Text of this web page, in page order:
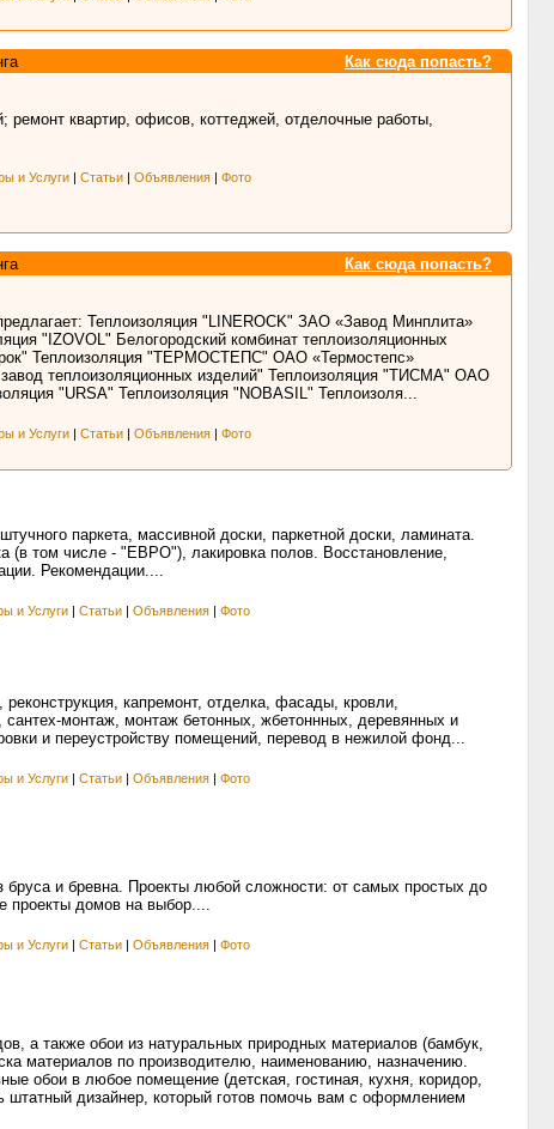
Как сюда попасть?
ремонт квартир, офисов, коттеджей, отделочные работы,
и Услуги| Статьи| Объявления| Фото
Как сюда попасть?
Теплоизоляция "LINEROCK" ЗАО «Завод Минплита»
"IZOVOL" Белогородский комбинат теплоизоляционных
Теплоизоляция "ТЕРМОСТЕПС" ОАО «Термостепс»
теплоизоляционных изделий" Теплоизоляция "ТИСМА" ОАО
"URSA" Теплоизоляция "NOBASIL" Теплоизоля...
и Услуги| Статьи| Объявления| Фото
паркета, массивной доски, паркетной доски, ламината.
(в том числе - "ЕВРО"), лакировка полов. Восстановление,
Рекомендации....
и Услуги| Статьи| Объявления| Фото
капремонт, отделка, фасады, кровли,
монтаж, монтаж бетонных, жбетоннных, деревянных и
и переустройству помещений, перевод в нежилой фонд...
и Услуги| Статьи| Объявления| Фото
бруса и бревна. Проекты любой сложности: от самых простых до
домов на выбор....
и Услуги| Статьи| Объявления| Фото
а также обои из натуральных природных материалов (бамбук,
материалов по производителю, наименованию, назначению.
обои в любое помещение (детская, гостиная, кухня, коридор,
штатный дизайнер, который готов помочь вам с оформлением